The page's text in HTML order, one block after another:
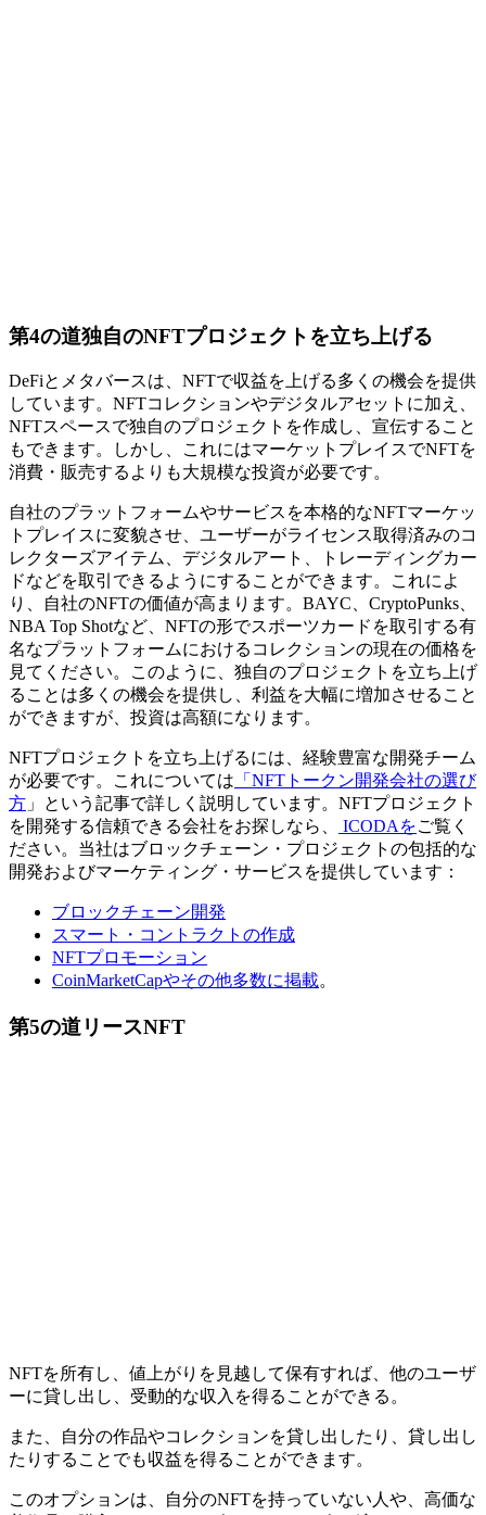
第4の道独自のNFTプロジェクトを立ち上げる
DeFiとメタバースは、NFTで収益を上げる多くの機会を提供
しています。NFTコレクションやデジタルアセットに加え、
NFTスペースで独自のプロジェクトを作成し、宣伝すること
もできます。しかし、これにはマーケットプレイスでNFTを
消費・販売するよりも大規模な投資が必要です。
自社のプラットフォームやサービスを本格的なNFTマーケッ
トプレイスに変貌させ、ユーザーがライセンス取得済みのコ
レクターズアイテム、デジタルアート、トレーディングカー
ドなどを取引できるようにすることができます。これによ
り、自社のNFTの価値が高まります。BAYC、CryptoPunks、
NBA Top Shotなど、NFTの形でスポーツカードを取引する有
名なプラットフォームにおけるコレクションの現在の価格を
見てください。このように、独自のプロジェクトを立ち上げ
ることは多くの機会を提供し、利益を大幅に増加させること
ができますが、投資は高額になります。
NFTプロジェクトを立ち上げるには、経験豊富な開発チーム
が必要です。これについては 「NFTトークン開発会社の選び
方 」という記事で詳しく説明しています。NFTプロジェクト
を開発する信頼できる会社をお探しなら、
ICODAをご覧く
ださい。当社はブロックチェーン・プロジェクトの包括的な
開発およびマーケティング・サービスを提供しています：
ブロックチェーン開発
スマート・コントラクトの作成
NFTプロモーション
CoinMarketCapやその他多数に掲載。
第5の道リースNFT
NFTを所有し、値上がりを見越して保有すれば、他のユーザ
ーに貸し出し、受動的な収入を得ることができる。
また、自分の作品やコレクションを貸し出したり、貸し出し
たりすることでも収益を得ることができます。
このオプションは、自分のNFTを持っていない人や、高価な